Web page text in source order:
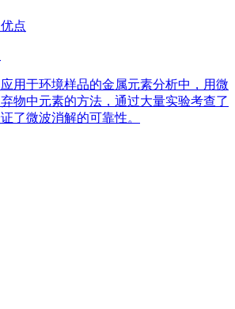
点
用于环境样品的金属元素分析中，用微
物中元素的方法，通过大量实验考查了
了微波消解的可靠性。